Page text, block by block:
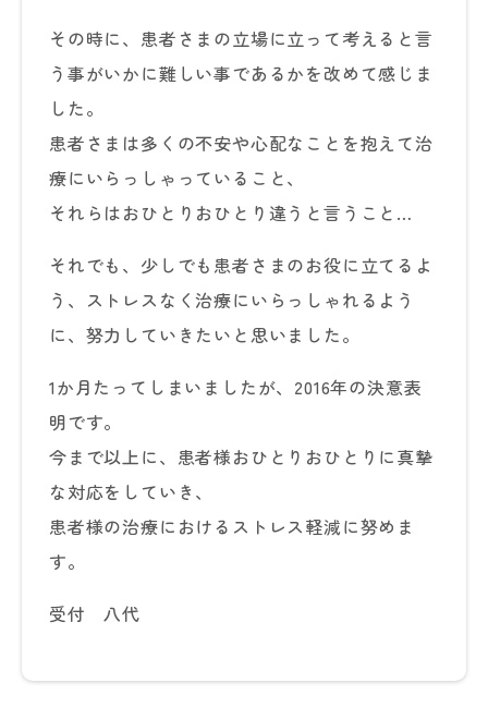
その時に、患者さまの立場に立って考えると言
う事がいかに難しい事であるかを改めて感じま
した。
患者さまは多くの不安や心配なことを抱えて治
療にいらっしゃっていること、
それらはおひとりおひとり違うと言うこと…
それでも、少しでも患者さまのお役に立てるよ
う、ストレスなく治療にいらっしゃれるよう
に、努力していきたいと思いました。
1か月たってしまいましたが、2016年の決意表
明です。
今まで以上に、患者様おひとりおひとりに真摯
な対応をしていき、
患者様の治療におけるストレス軽減に努めま
す。
受付 八代